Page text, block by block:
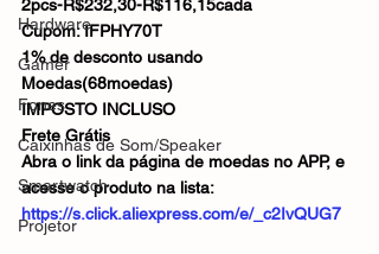
Hardware
Gamer
Fones
Caixinhas de Som/Speaker
Smartwatch
Projetor
2pcs-R$232,30-R$116,15cada
Cupom: IFPHY70T
1% de desconto usando
Moedas(68moedas)
IMPOSTO INCLUSO
Frete Grátis
Abra o link da página de moedas no APP, e
acesse o produto na lista:
https://s.click.aliexpress.com/e/_c2IvQUG7